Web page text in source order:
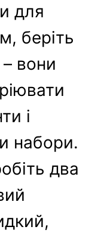
для
беріть
вони
і
набори.
два